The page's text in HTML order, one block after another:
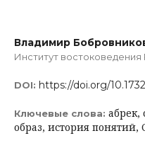
Владимир
Институт
DOI: https://doi.org/
Ключевые слова:
образ, история понятий,